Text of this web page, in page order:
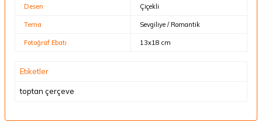
Desen Çiçekli
Tema Sevgiliye / Romantik
Fotoğraf Ebatı 13x18 cm
Etiketler
toptan çerçeve